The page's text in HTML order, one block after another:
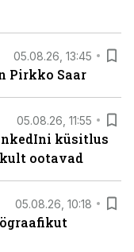
05.08.26, 13:45
Pirkko Saar
05.08.26, 11:55
küsitlus
ootavad
05.08.26, 10:18